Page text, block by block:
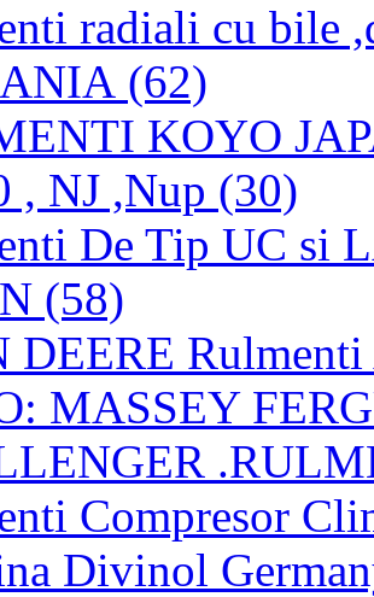
radiali cu bile
(62)
KOYO
, NJ ,Nup (30)
De Tip UC si
(58)
DEERE
MASSEY
Compresor
Divinol